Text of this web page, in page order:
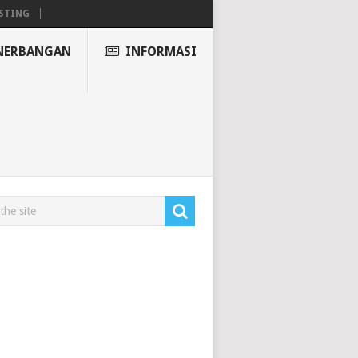
INFORMASI